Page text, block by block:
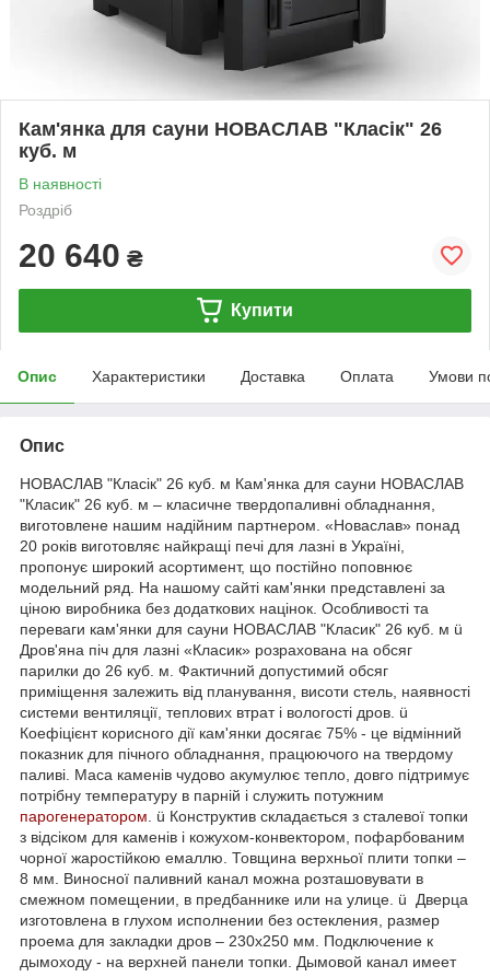
Кам'янка для сауни НОВАСЛАВ "Класік" 26
куб. м
В наявності
Роздріб
20 640 ₴
Купити
Опис Характеристики Доставка Оплата Умови
Опис
НОВАСЛАВ "Класік" 26 куб. м Кам'янка для сауни НОВАСЛАВ
"Класик" 26 куб. м – класичне твердопаливні обладнання,
виготовлене нашим надійним партнером. «Новаслав» понад
20 років виготовляє найкращі печі для лазні в Україні,
пропонує широкий асортимент, що постійно поповнює
модельний ряд. На нашому сайті кам'янки представлені за
ціною виробника без додаткових націнок. Особливості та
переваги кам'янки для сауни НОВАСЛАВ "Класик" 26 куб. м ü
Дров'яна піч для лазні «Класик» розрахована на обсяг
парилки до 26 куб. м. Фактичний допустимий обсяг
приміщення залежить від планування, висоти стель, наявності
системи вентиляції, теплових втрат і вологості дров. ü
Коефіцієнт корисного дії кам'янки досягає 75% - це відмінний
показник для пічного обладнання, працюючого на твердому
паливі. Маса каменів чудово акумулює тепло, довго підтримує
потрібну температуру в парній і служить потужним
парогенератором . ü Конструктив складається з сталевої топки
з відсіком для каменів і кожухом-конвектором, пофарбованим
чорної жаростійкою емаллю. Товщина верхньої плити топки –
8 мм. Виносної паливний канал можна розташовувати в
смежном помещении, в предбаннике или на улице. ü Дверца
изготовлена в глухом исполнении без остекления, размер
проема для закладки дров – 230х250 мм. Подключение к
дымоходу - на верхней панели топки. Дымовой канал имеет